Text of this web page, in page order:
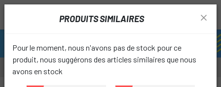
PRODUITS SIMILAIRES
Pour le moment, nous n'avons pas de stock pour ce
produit, nous suggérons des articles similaires que nous
avons en stock